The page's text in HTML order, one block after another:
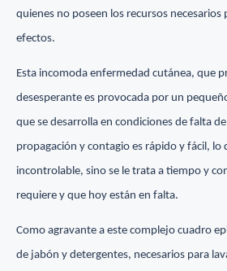
quienes no poseen los recursos necesarios
efectos.
Esta incomoda enfermedad cutánea, que
desesperante es provocada por un
que se desarrolla en condiciones de falta
propagación y contagio es rápido y fácil, lo
incontrolable, sino se le trata a tiempo y
requiere y que hoy están en falta.
Como agravante a este complejo cuadro
de jabón y detergentes, necesarios para